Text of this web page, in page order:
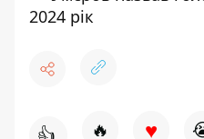
2024 рік
🔥 ♥